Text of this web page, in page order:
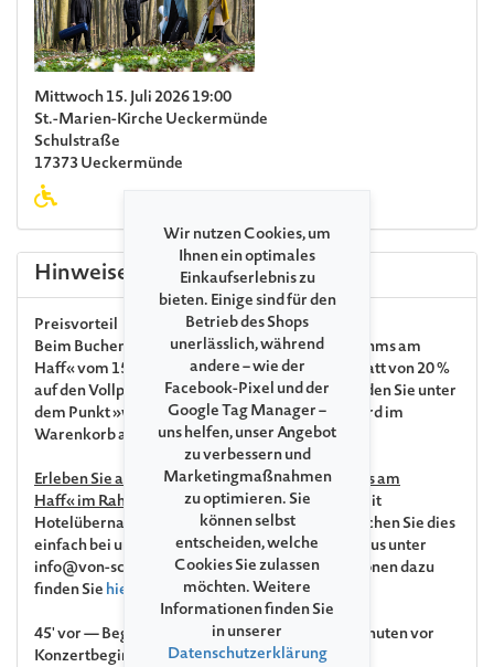
Mittwoch 15. Juli 2026 19:00
St.-Marien-Kirche Ueckermünde
Schulstraße
17373 Ueckermünde
Hinweise
Preisvorteil
Beim Buchen
aller dreiKonzerte der Reihe »Brahms am
Haff« vom 15.07.–17.07. erhalten Sie einen
Rabatt von 20 %
auf den Vollpreis. Die Einzelveranstaltungen finden Sie unter
dem Punkt »weitere Anlässe« und der Rabatt wird im
Warenkorb automatisch generiert.
Erleben Sie alle drei Konzerte der Reihe »Brahms am
Haff« im Rahmen einer organisierten Radtour
mit
Hotelübernachtung und Rahmenprogramm. Buchen Sie dies
einfach bei unserem Servicepartner SchwerinPlus unter
info@von-schloss-zu-schloss.de. Alle Informationen dazu
finden Sie hier.
45' vor — Begegnungen & Wissenswertes 45 Minuten vor
Konzertbeginn
Wir nutzen Cookies, um
Ihnen ein optimales
Einkaufserlebnis zu
bieten. Einige sind für den
Betrieb des Shops
unerlässlich, während
andere – wie der
Facebook-Pixel und der
Google Tag Manager –
uns helfen, unser Angebot
zu verbessern und
Marketingmaßnahmen
zu optimieren. Sie
können selbst
entscheiden, welche
Cookies Sie zulassen
möchten. Weitere
Informationen finden Sie
in unserer
Datenschutzerklärung